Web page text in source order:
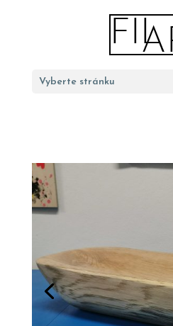
Vyberte stránku